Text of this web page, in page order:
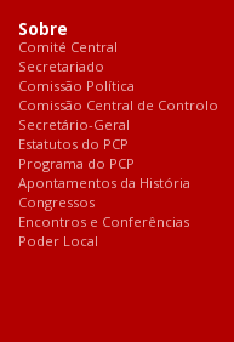
Sobre
Comité Central
Secretariado
Comissão Política
Comissão Central de Controlo
Secretário-Geral
Estatutos do PCP
Programa do PCP
Apontamentos da História
Congressos
Encontros e Conferências
Poder Local